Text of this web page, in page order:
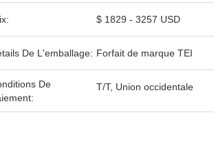
$ 1829 - 3257 USD
De L'emballage: Forfait de marque TEI
De
T/T, Union occidentale